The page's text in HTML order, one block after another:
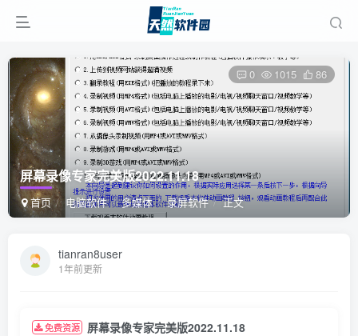
屏幕录像专家完美版2022.11.18
首页 电脑软件 多媒体 录屏软件 正文
0 1015 86
tianran8user
1年前更新
免费资源 屏幕录像专家完美版2022.11.18